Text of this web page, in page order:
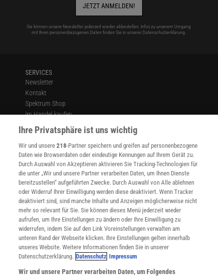
JETZT ANMELDEN!
Sie können unsere Newsletter jederzeit wieder abbestellen. Infos zu unserem Umgang
mit Ihren personenbezogenen Daten finden Sie in unserer Datenschutzerklärung.
SERVICES
Newsletter
Kontakt
Spektrum Shop
Im Handel kaufen
Presse
Verträge kündigen
Widerruf
INFO
Mediadaten
Datenschutz
Nutzungsbedingungen
Cookie-Einstellungen
Utiq verwalten
Nutzungsbasierte Onlinewerbung
Alle Artikel
Impressum
Ihre Privatsphäre ist uns wichtig
Wir und unsere218-Partner speichern und greifen auf personenbezogene
Daten wie Browserdaten oder eindeutige Kennungen auf Ihrem Gerät zu.
Durch Auswahl von Akzeptieren aktivieren Sie Tracking-Technologien für
die unter „Wir und unsere Partner verarbeiten Daten, um Ihnen Dienste
bereitzustellen“ aufgeführten Zwecke. Durch Auswahl von Alle ablehnen
oder Widerruf Ihrer Einwilligung werden diese deaktiviert. Wenn Tracker
deaktiviert sind, sind manche Inhalte und Anzeigen möglicherweise nicht
mehr so relevant für Sie. Sie können dieses Menü jederzeit wieder
aufrufen, um Ihre Einstellungen zu ändern oder Ihre Einwilligung zu
widerrufen, indem Sie auf den Link Voreinstellungen verwalten am
unteren Rand der Webseite klicken. Ihre Einstellungen gelten innerhalb
unseres Website. Weitere Informationen finden Sie in unserer
Datenschutzerklärung. Datenschutz Impressum
Wir und unsere Partner verarbeiten Daten, um Folgendes